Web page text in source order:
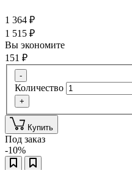
1 364 ₽
1 515 ₽
Вы экономите
151 ₽
-
Количество
+
Купить
Под заказ
-10%